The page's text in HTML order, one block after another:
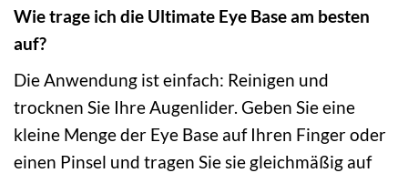
Wie trage ich die Ultimate Eye Base am besten
auf?
Die Anwendung ist einfach: Reinigen und
trocknen Sie Ihre Augenlider. Geben Sie eine
kleine Menge der Eye Base auf Ihren Finger oder
einen Pinsel und tragen Sie sie gleichmäßig auf